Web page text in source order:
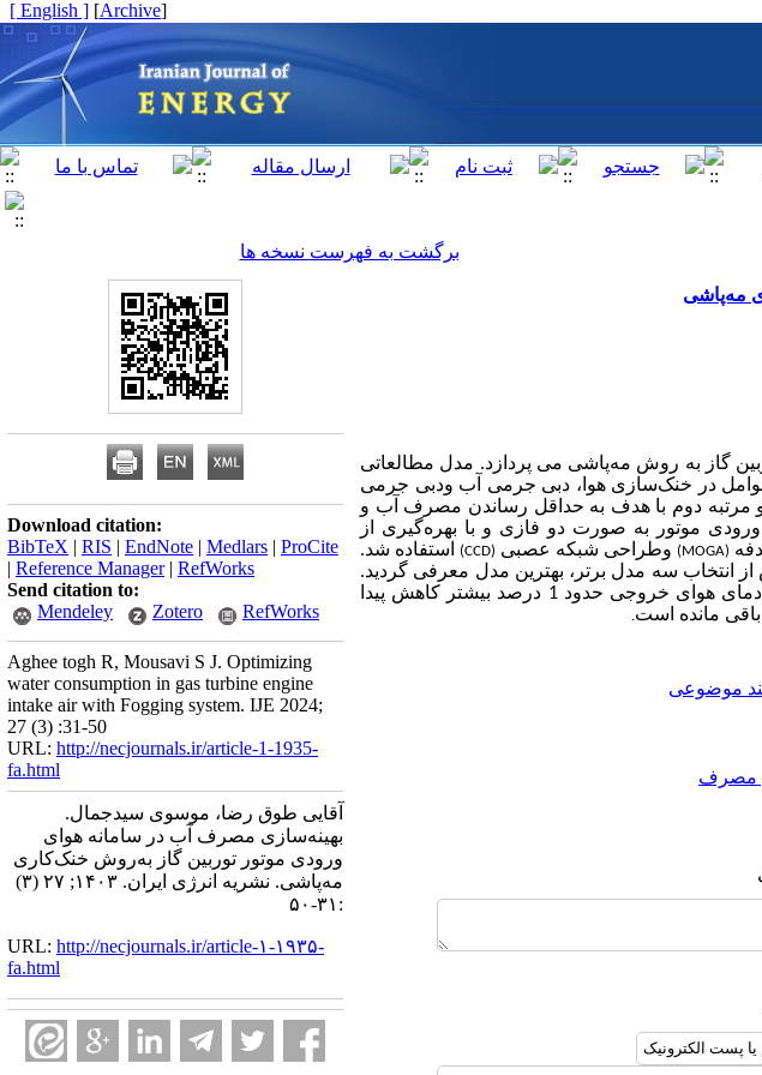
[
Archive
]
[ English ]
برگشت به فهرست نسخه ها
مه‌پاشی
گاز به روش مه‌پاشی می پردازد. مدل مطالعاتی
در خنک‌سازی هوا، دبی جرمی آب ودبی جرمی
مرتبه دوم با هدف به حداقل رساندن مصرف آب و
موتور به صورت دو فازی و با بهره‌گیری از
(MOGA) وطراحی شبکه عصبی (CCD)
استفاده شد.
انتخاب سه مدل برتر، بهترین مدل معرفی گردید.
نتایج نشان می‌دهد که در مدل بهینه‌یافته، مصرف آب 46.5 درصد کاهش یافته و دمای هوای خروجی حدود 1 درصد بیشتر کاهش پیدا
باقی مانده است.
موضوعی
مصرف
Download citation:
BibTeX | RIS | EndNote | Medlars | ProCite
| Reference Manager| RefWorks
Send citation to:
Mendeley
Zotero RefWorks
Aghee togh R, Mousavi S J. Optimizing
water consumption in gas turbine engine
intake air with Fogging system. IJE 2024;
27 (3) :31-50
URL: http://necjournals.ir/article-1-1935-
fa.html
آقایی طوق رضا، موسوی سیدجمال.
بهینه‌سازی مصرف آب در سامانه هوای
ورودی موتور توربین گاز به‌روش خنک‌کاری
مه‌پاشی. نشریه انرژی ایران. ۱۴۰۳; ۲۷ (۳)
:۳۱-۵۰
URL: http://necjournals.ir/article-۱-۱۹۳۵-
fa.html